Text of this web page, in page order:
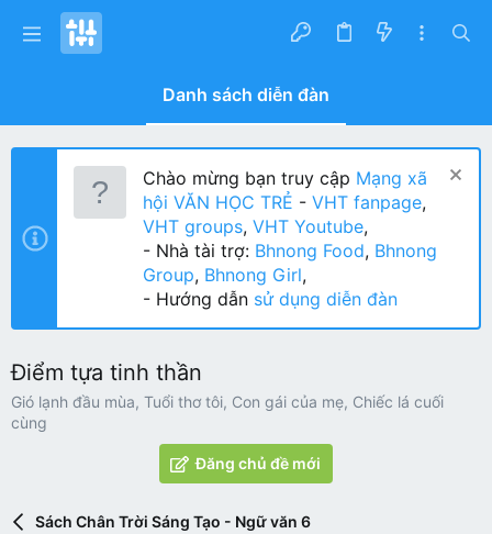
Danh sách diễn đàn
Chào mừng bạn truy cập Mạng xã
hội VĂN HỌC TRẺ - VHT fanpage,
VHT groups, VHT Youtube,
- Nhà tài trợ: Bhnong Food, Bhnong
Group, Bhnong Girl,
- Hướng dẫn sử dụng diễn đàn
Điểm tựa tinh thần
Gió lạnh đầu mùa, Tuổi thơ tôi, Con gái của mẹ, Chiếc lá cuối
cùng
Đăng chủ đề mới
Sách Chân Trời Sáng Tạo - Ngữ văn 6